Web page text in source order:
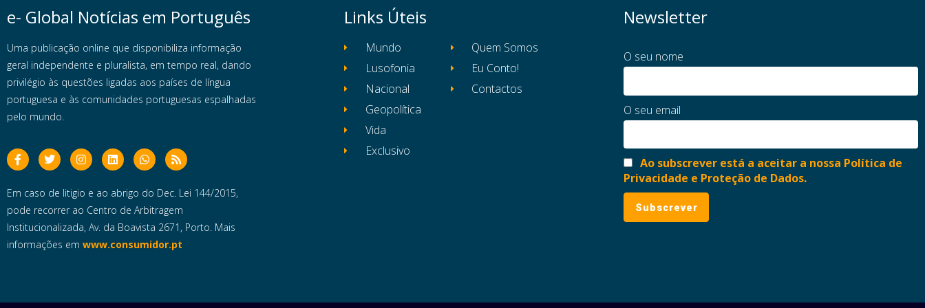
e- Global Notícias em Português
Uma publicação online que disponibiliza informação
geral independente e pluralista, em tempo real, dando
privilégio às questões ligadas aos países de língua
portuguesa e às comunidades portuguesas espalhadas
pelo mundo.
Em caso de litigio e ao abrigo do Dec. Lei 144/2015,
pode recorrer ao Centro de Arbitragem
Institucionalizada, Av. da Boavista 2671, Porto. Mais
informações em www.consumidor.pt
Links Úteis
Mundo
Lusofonia
Nacional
Geopolítica
Vida
Exclusivo
Quem Somos
Eu Conto!
Contactos
Newsletter
O seu nome
O seu email
Ao subscrever está a aceitar a nossa Política de
Privacidade e Proteção de Dados.